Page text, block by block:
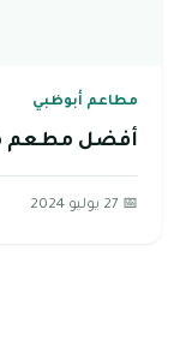
مطاعم أبوظبي
أفضل مطعم
📅 27 يوليو 2024